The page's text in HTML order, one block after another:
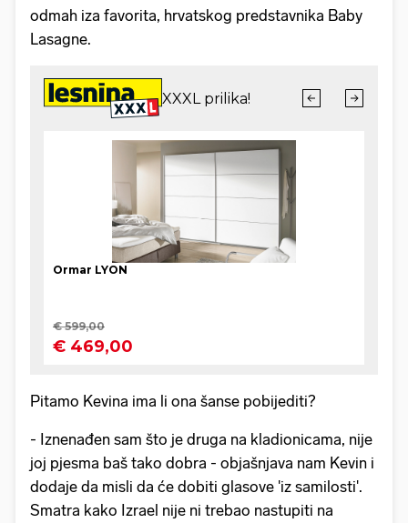
odmah iza favorita, hrvatskog predstavnika Baby
Lasagne.
Pitamo Kevina ima li ona šanse pobijediti?
- Iznenađen sam što je druga na kladionicama, nije
joj pjesma baš tako dobra - objašnjava nam Kevin i
dodaje da misli da će dobiti glasove 'iz samilosti'.
Smatra kako Izrael nije ni trebao nastupiti na